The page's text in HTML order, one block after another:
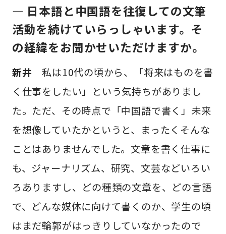
— 日本語と中国語を往復しての文筆
活動を続けていらっしゃいます。そ
の経緯をお聞かせいただけますか。
新井 私は10代の頃から、「将来はものを書
く仕事をしたい」という気持ちがありまし
た。ただ、その時点で「中国語で書く」未来
を想像していたかというと、まったくそんな
ことはありませんでした。文章を書く仕事に
も、ジャーナリズム、研究、文芸などいろい
ろありますし、どの種類の文章を、どの言語
で、どんな媒体に向けて書くのか、学生の頃
はまだ輪郭がはっきりしていなかったので